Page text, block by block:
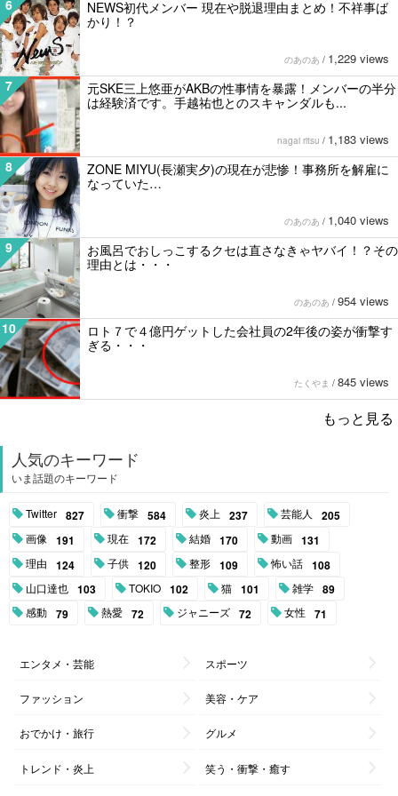
6
NEWS初代メンバー 現在や脱退理由まとめ！不祥事ば
かり！？
のあのあ / 1,229 views
7
元SKE三上悠亜がAKBの性事情を暴露！メンバーの半分
は経験済です。手越祐也とのスキャンダルも...
nagai ritsu / 1,183 views
8
ZONE MIYU(長瀬実夕)の現在が悲惨！事務所を解雇に
なっていた…
のあのあ / 1,040 views
9
お風呂でおしっこするクセは直さなきゃヤバイ！？その
理由とは・・・
のあのあ / 954 views
10
ロト７で４億円ゲットした会社員の2年後の姿が衝撃す
ぎる・・・
たくやま / 845 views
もっと見る
人気のキーワード
いま話題のキーワード
Twitter 827 衝撃 584 炎上 237 芸能人 205
画像 191 現在 172 結婚 170 動画 131
理由 124 子供 120 整形 109 怖い話 108
山口達也 103 TOKIO 102 猫 101 雑学 89
感動 79 熱愛 72 ジャニーズ 72 女性 71
エンタメ・芸能 スポーツ
ファッション 美容・ケア
おでかけ・旅行 グルメ
トレンド・炎上 笑う・衝撃・癒す